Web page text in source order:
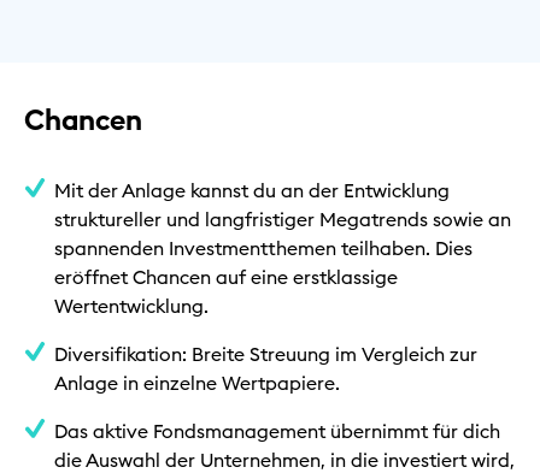
Chancen
Mit der Anlage kannst du an der Entwicklung
struktureller und langfristiger Megatrends sowie an
spannenden Investmentthemen teilhaben. Dies
eröffnet Chancen auf eine erstklassige
Wertentwicklung.
Diversifikation: Breite Streuung im Vergleich zur
Anlage in einzelne Wertpapiere.
Das aktive Fondsmanagement übernimmt für dich
die Auswahl der Unternehmen, in die investiert wird,